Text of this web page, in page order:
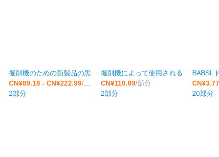
掘削機のための新製品の黒22AS普遍的な油圧速い連結アセンブリ
CN¥89.18 - CN¥222.99/部分
2部分
掘削機によって使用されるJL 160H
CN¥110.89/部分
2部分
BABSL
20部分